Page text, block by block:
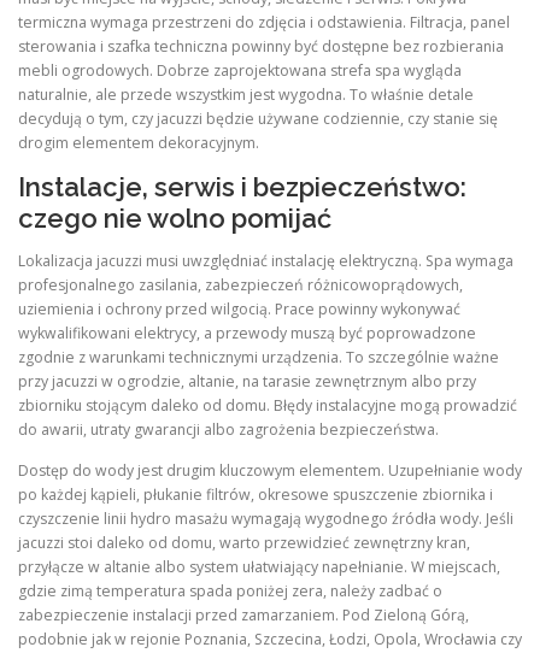
termiczna wymaga przestrzeni do zdjęcia i odstawienia. Filtracja, panel
sterowania i szafka techniczna powinny być dostępne bez rozbierania
mebli ogrodowych. Dobrze zaprojektowana strefa spa wygląda
naturalnie, ale przede wszystkim jest wygodna. To właśnie detale
decydują o tym, czy jacuzzi będzie używane codziennie, czy stanie się
drogim elementem dekoracyjnym.
Instalacje, serwis i bezpieczeństwo:
czego nie wolno pomijać
Lokalizacja jacuzzi musi uwzględniać instalację elektryczną. Spa wymaga
profesjonalnego zasilania, zabezpieczeń różnicowoprądowych,
uziemienia i ochrony przed wilgocią. Prace powinny wykonywać
wykwalifikowani elektrycy, a przewody muszą być poprowadzone
zgodnie z warunkami technicznymi urządzenia. To szczególnie ważne
przy jacuzzi w ogrodzie, altanie, na tarasie zewnętrznym albo przy
zbiorniku stojącym daleko od domu. Błędy instalacyjne mogą prowadzić
do awarii, utraty gwarancji albo zagrożenia bezpieczeństwa.
Dostęp do wody jest drugim kluczowym elementem. Uzupełnianie wody
po każdej kąpieli, płukanie filtrów, okresowe spuszczenie zbiornika i
czyszczenie linii hydro masażu wymagają wygodnego źródła wody. Jeśli
jacuzzi stoi daleko od domu, warto przewidzieć zewnętrzny kran,
przyłącze w altanie albo system ułatwiający napełnianie. W miejscach,
gdzie zimą temperatura spada poniżej zera, należy zadbać o
zabezpieczenie instalacji przed zamarzaniem. Pod Zieloną Górą,
podobnie jak w rejonie Poznania, Szczecina, Łodzi, Opola, Wrocławia czy